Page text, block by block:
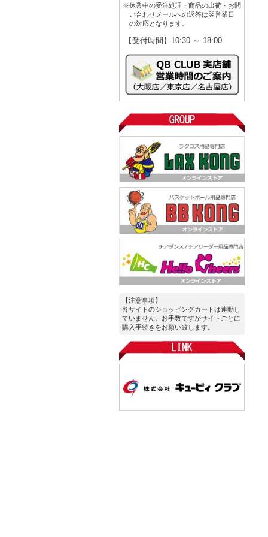
※休業中の受注処理・商品の出荷・お問
い合わせメールへの返答は翌営業日
の対応となります。
【受付時間】10:30 ～ 18:00
【注意事項】
各サイトのショッピングカートは連動し
ていません。お手数ですがサイトごとに
購入手続きをお願い致します。